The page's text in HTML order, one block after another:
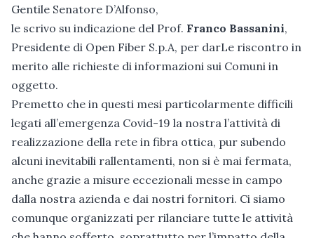
Gentile Senatore D’Alfonso,
le scrivo su indicazione del Prof. Franco Bassanini,
Presidente di Open Fiber S.p.A, per darLe riscontro in
merito alle richieste di informazioni sui Comuni in
oggetto.
Premetto che in questi mesi particolarmente difficili
legati all’emergenza Covid-19 la nostra l’attività di
realizzazione della rete in fibra ottica, pur subendo
alcuni inevitabili rallentamenti, non si è mai fermata,
anche grazie a misure eccezionali messe in campo
dalla nostra azienda e dai nostri fornitori. Ci siamo
comunque organizzati per rilanciare tutte le attività